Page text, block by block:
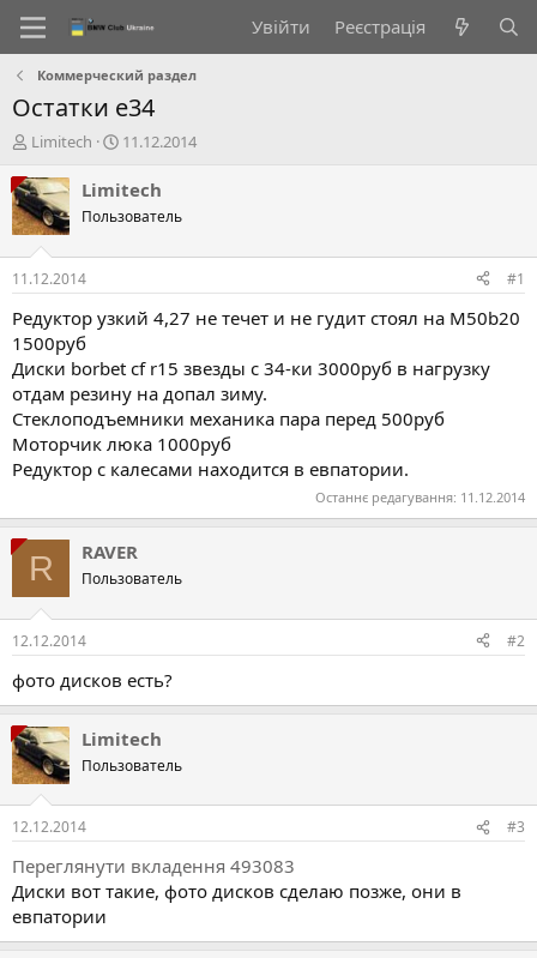
Увійти Реєстрація
Коммерческий раздел
Остатки е34
А
т
о
р
т
е
м
и
Limitech
Д
т
с
о
р
н
я
11.12.2014
Limitech
Пользователь
11.12.2014 #1
Редуктор узкий 4,27 не течет и не гудит стоял на М50b20
1500руб
Диски borbet cf r15 звезды с 34-ки 3000руб в нагрузку
отдам резину на допал зиму.
Стеклоподъемники механика пара перед 500руб
Моторчик люка 1000руб
Редуктор с калесами находится в евпатории.
Останнє редагування: 11.12.2014
R RAVER
Пользователь
12.12.2014 #2
фото дисков есть?
Limitech
Пользователь
12.12.2014 #3
Переглянути вкладення 493083
Диски вот такие, фото дисков сделаю позже, они в
евпатории